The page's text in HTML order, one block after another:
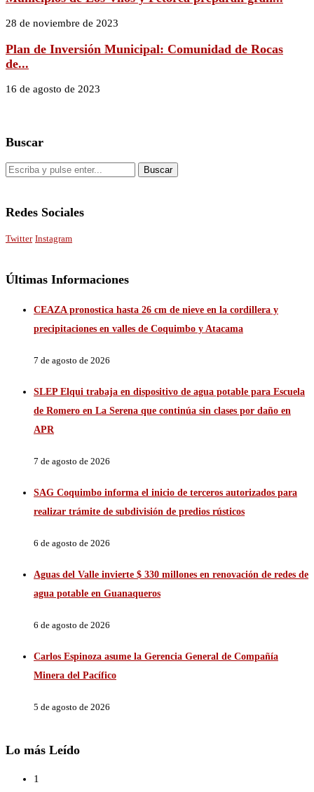
28 de noviembre de 2023
Plan de Inversión Municipal: Comunidad de Rocas
de...
16 de agosto de 2023
Buscar
Redes Sociales
Twitter Instagram
Últimas Informaciones
CEAZA pronostica hasta 26 cm de nieve en la cordillera y
precipitaciones en valles de Coquimbo y Atacama
7 de agosto de 2026
SLEP Elqui trabaja en dispositivo de agua potable para Escuela
de Romero en La Serena que continúa sin clases por daño en
APR
7 de agosto de 2026
SAG Coquimbo informa el inicio de terceros autorizados para
realizar trámite de subdivisión de predios rústicos
6 de agosto de 2026
Aguas del Valle invierte $ 330 millones en renovación de redes de
agua potable en Guanaqueros
6 de agosto de 2026
Carlos Espinoza asume la Gerencia General de Compañía
Minera del Pacífico
5 de agosto de 2026
Lo más Leído
1